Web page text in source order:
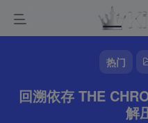
热门
回溯依存 THE
解